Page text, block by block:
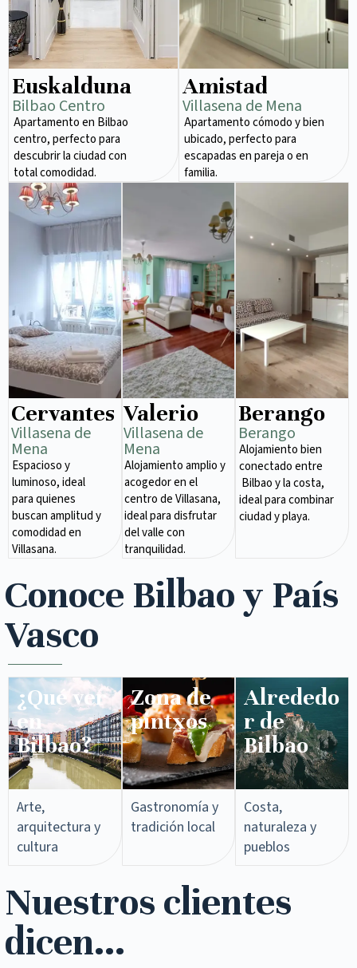
Euskalduna
Bilbao Centro
Apartamento en Bilbao
centro, perfecto para
descubrir la ciudad con
total comodidad.
Amistad
Villasena de Mena
Apartamento cómodo y bien
ubicado, perfecto para
escapadas en pareja o en
familia.
Cervantes
Villasena de
Mena​
Espacioso y
luminoso, ideal
para quienes
buscan amplitud y
comodidad en
Villasana.
Valerio
Villasena de
Mena​
Alojamiento amplio y
acogedor en el
centro de Villasana,
ideal para disfrutar
del valle con
tranquilidad.
Berango
Berango
Alojamiento bien
conectado entre
Bilbao y la costa,
ideal para combinar
ciudad y playa.
Conoce Bilbao y País
Vasco
¿Qué ver
en
Bilbao?
Arte,
arquitectura y
cultura
Zona de
pintxos​
Gastronomía y
tradición local
Alrededo
r de
Bilbao
Costa,
naturaleza y
pueblos
Nuestros clientes
dicen...